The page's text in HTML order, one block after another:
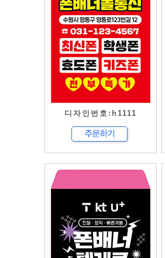
디자인번호:h1111